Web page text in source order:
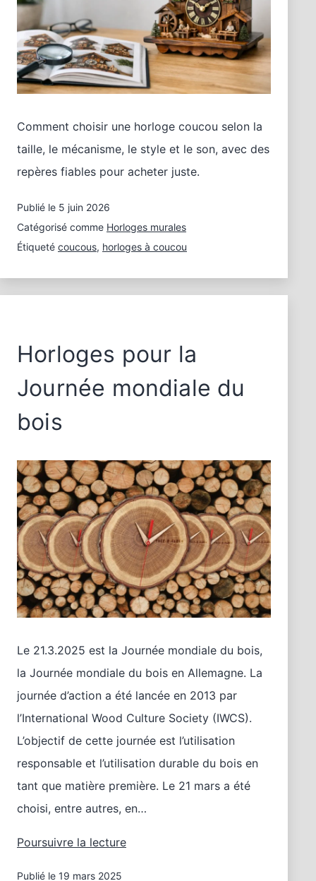
Comment choisir une horloge coucou selon la
taille, le mécanisme, le style et le son, avec des
repères fiables pour acheter juste.
Publié le 5 juin 2026
Catégorisé comme Horloges murales
Étiqueté coucous, horloges à coucou
Horloges pour la
Journée mondiale du
bois
Le 21.3.2025 est la Journée mondiale du bois,
la Journée mondiale du bois en Allemagne. La
journée d’action a été lancée en 2013 par
l’International Wood Culture Society (IWCS).
L’objectif de cette journée est l’utilisation
responsable et l’utilisation durable du bois en
tant que matière première. Le 21 mars a été
choisi, entre autres, en…
Poursuivre la lectureHorloges
Publié le 19 mars 2025